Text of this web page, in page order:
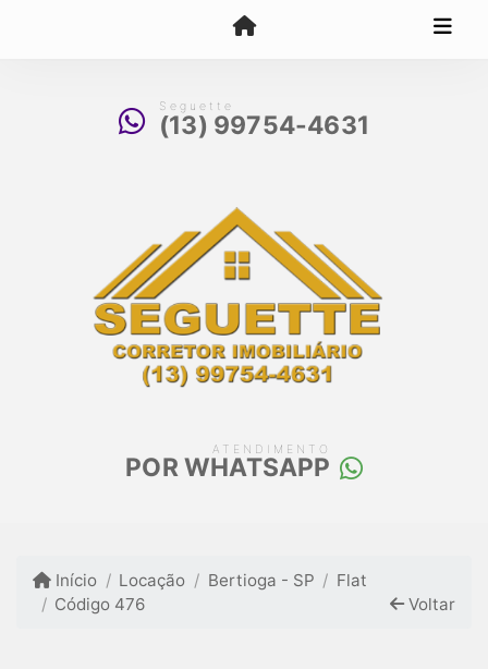
Seguette
(13) 99754-4631
ATENDIMENTO
POR WHATSAPP
Início Locação Bertioga - SP
Flat
Código 476
Voltar